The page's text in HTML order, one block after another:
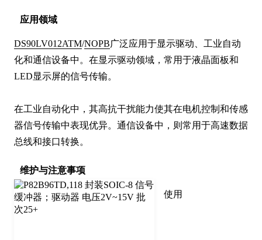
应用领域
DS90LV012ATM/NOPB广泛应用于显示驱动、工业自动
化和通信设备中。在显示驱动领域，常用于液晶面板和
LED显示屏的信号传输。
在工业自动化中，其高抗干扰能力使其在电机控制和传感
器信号传输中表现优异。通信设备中，则常用于高速数据
总线和接口转换。
维护与注意事项
使用